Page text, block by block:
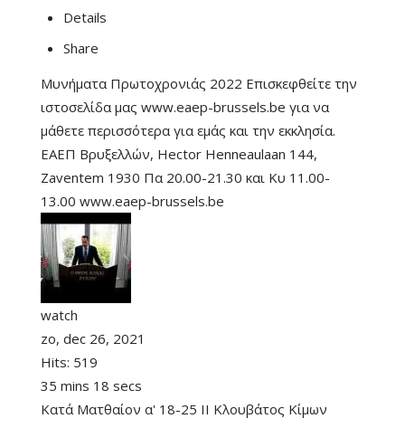
Details
Share
Μυνήματα Πρωτοχρονιάς 2022 Επισκεφθείτε την
ιστοσελίδα μας www.eaep-brussels.be για να
μάθετε περισσότερα για εμάς και την εκκλησία.
ΕΑΕΠ Βρυξελλών, Hector Henneaulaan 144,
Zaventem 1930 Πα 20.00-21.30 και Κυ 11.00-
13.00 www.eaep-brussels.be
watch
zo, dec 26, 2021
Hits: 519
35 mins 18 secs
Κατά Ματθαίον α' 18-25 II Κλουβάτος Κίμων